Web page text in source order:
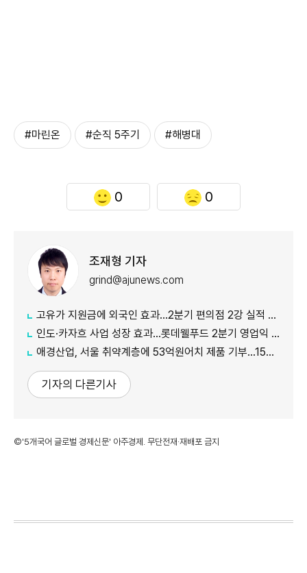
#마린온 #순직 5주기 #해병대
0 0
조재형 기자
grind@ajunews.com
고유가 지원금에 외국인 효과…2분기 편의점 2강 실적 날았다
인도·카자흐 사업 성장 효과…롯데웰푸드 2분기 영업익 89%↑
애경산업, 서울 취약계층에 53억원어치 제품 기부…15년째 나눔
기자의 다른기사
©'5개국어 글로벌 경제신문' 아주경제. 무단전재·재배포 금지